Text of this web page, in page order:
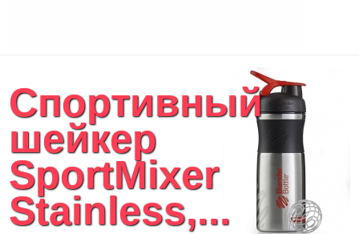
Спортивный
шейкер
SportMixer
Stainless,...